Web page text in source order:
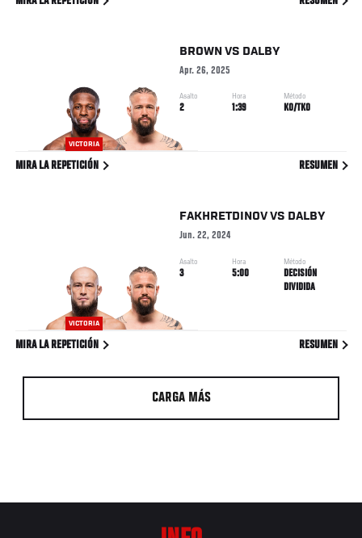
VICTORIA
BROWN VS DALBY
Apr. 26, 2025
Asalto
2
Hora
1:39
Método
KO/TKO
MIRA LA REPETICIÓN RESUMEN
VICTORIA
FAKHRETDINOV VS DALBY
Jun. 22, 2024
Asalto
3
Hora
5:00
Método
DECISIÓN
DIVIDIDA
MIRA LA REPETICIÓN RESUMEN
CARGA MÁS